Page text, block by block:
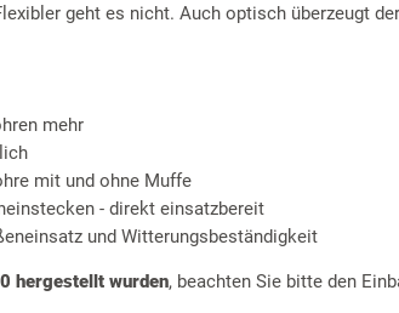
geht es nicht. Auch optisch überzeugt
mehr
mit und ohne Muffe
- direkt einsatzbereit
und Witterungsbeständigkeit
hergestellt wurden, beachten Sie bitte den